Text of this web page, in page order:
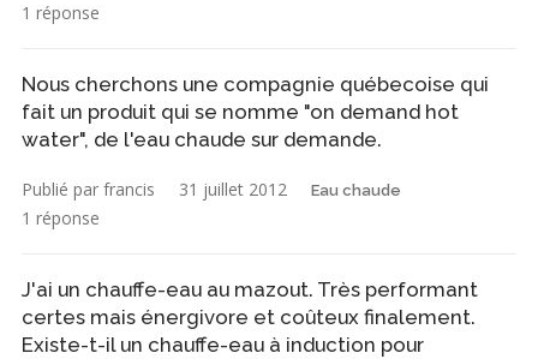
1 réponse
Nous cherchons une compagnie québecoise qui
fait un produit qui se nomme "on demand hot
water", de l'eau chaude sur demande.
Publié par francis 31 juillet 2012 Eau chaude
1 réponse
J'ai un chauffe-eau au mazout. Très performant
certes mais énergivore et coûteux finalement.
Existe-t-il un chauffe-eau à induction pour